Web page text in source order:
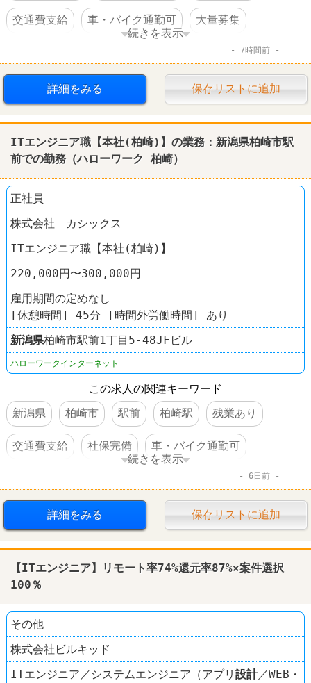
交通費支給 車・バイク通勤可 大量募集
語学力を活かすオシゴト
学歴不問 住宅手当あり 第二新卒歓迎
女性活躍 完全週休2日制 転勤なし 上場企業
続きを表示
7時間前
詳細をみる 保存リストに追加
ITエンジニア職【本社(柏崎)】の業務：新潟県柏崎市駅
前での勤務（ハローワーク 柏崎）
正社員
株式会社 カシックス
ITエンジニア職【本社(柏崎)】
220,000円〜300,000円
雇用期間の定めなし
[休憩時間] 45分 [時間外労働時間] あり
新潟県柏崎市駅前1丁目5-48JFビル
ハローワークインターネット
この求人の関連キーワード
新潟県
柏崎市 駅前 柏崎駅 残業あり
交通費支給 社保完備 車・バイク通勤可
続きを表示
6日前
詳細をみる 保存リストに追加
【ITエンジニア】リモート率74%還元率87%×案件選択
100％
その他
株式会社ビルキッド
ITエンジニア／システムエンジニア（アプリ 設計／WEB・